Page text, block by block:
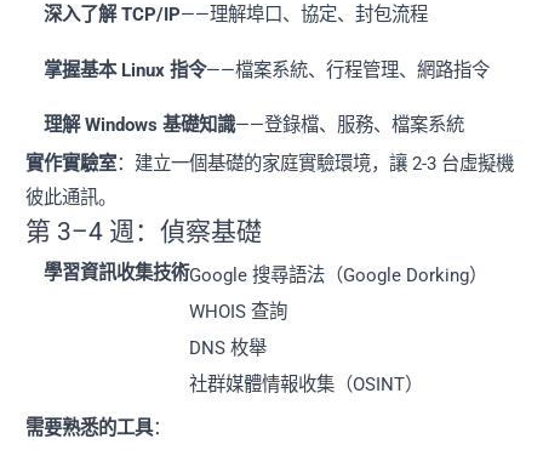
深入了解 TCP/IP——理解埠口、協定、封包流程
掌握基本 Linux 指令——檔案系統、行程管理、網路指令
理解 Windows 基礎知識——登錄檔、服務、檔案系統
實作實驗室：建立一個基礎的家庭實驗環境，讓 2-3 台虛擬機
彼此通訊。
第 3–4 週：偵察基礎
學習資訊收集技術Google 搜尋語法（Google Dorking）
WHOIS 查詢
DNS 枚舉
社群媒體情報收集（OSINT）
需要熟悉的工具：